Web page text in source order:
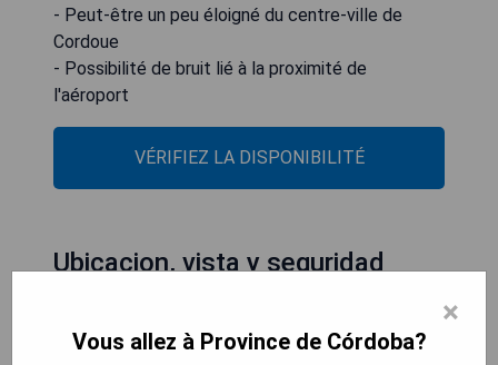
- Peut-être un peu éloigné du centre-ville de
Cordoue
- Possibilité de bruit lié à la proximité de
l'aéroport
VÉRIFIEZ LA DISPONIBILITÉ
Ubicacion, vista y seguridad
×
Vous allez à Province de Córdoba?